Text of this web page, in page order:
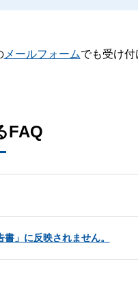
メールフォームでも受け
FAQ
」に反映されません。